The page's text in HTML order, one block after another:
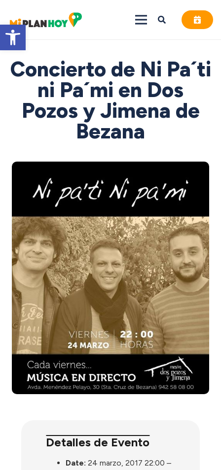
Abrir barra de herramientas
Concierto de Ni Pa´ti
ni Pa´mi en Dos
Pozos y Jimena de
Bezana
Detalles de Evento
Date: 24 marzo, 2017 22:00 –